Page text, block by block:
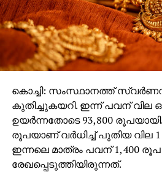
കൊച്ചി: സംസ്ഥാനത്ത്
കുതിച്ചുകയറി. ഇന്ന് പവന് വില
ഉയര്‍ന്നതോടെ 93,800 രൂപയായി.
രൂപയാണ് വര്‍ധിച്ച് പുതിയ വില
ഇന്നലെ മാത്രം പവന് 1,400
രേഖപ്പെടുത്തിയിരുന്നത്.